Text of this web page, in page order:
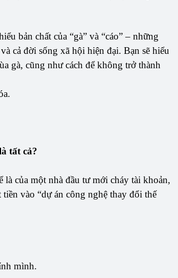
bản chất của “gà” và “cáo” – những
cả đời sống xã hội hiện đại. Bạn sẽ hiểu
gà, cũng như cách để không trở thành
tất cả?
của một nhà đầu tư mới cháy tài khoản,
vào “dự án công nghệ thay đổi thế
mình.